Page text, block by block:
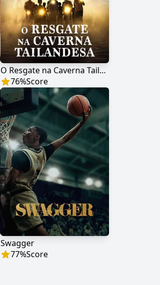
O Resgate na Caverna Tailandesa
76%Score
Swagger
77%Score